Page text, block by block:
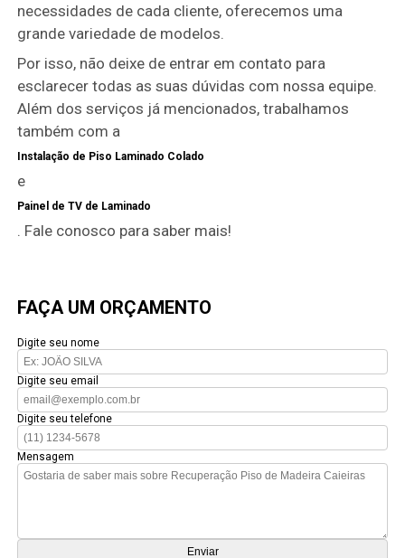
necessidades de cada cliente, oferecemos uma
grande variedade de modelos.
Por isso, não deixe de entrar em contato para
esclarecer todas as suas dúvidas com nossa equipe.
Além dos serviços já mencionados, trabalhamos
também com a
Instalação de Piso Laminado Colado
e
Painel de TV de Laminado
. Fale conosco para saber mais!
FAÇA UM ORÇAMENTO
Digite seu nome
Digite seu email
Digite seu telefone
Mensagem